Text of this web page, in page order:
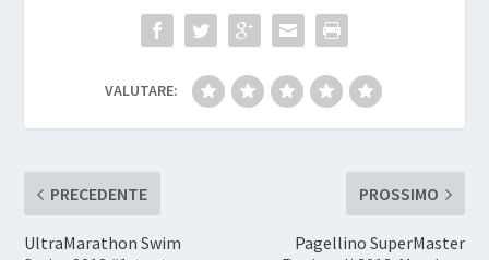
VALUTARE:
PRECEDENTE
UltraMarathon Swim
PROSSIMO
Pagellino SuperMaster